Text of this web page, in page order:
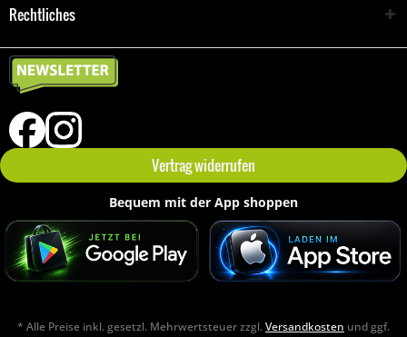
Rechtliches
Vertrag widerrufen
Bequem mit der App shoppen
* Alle Preise inkl. gesetzl. Mehrwertsteuer zzgl.Versandkosten und ggf.